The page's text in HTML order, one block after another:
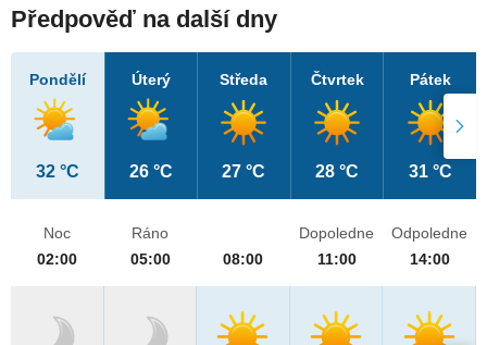
Předpověď na další dny
Pondělí
32 °C
Úterý
26 °C
Středa
27 °C
Čtvrtek
28 °C
Pátek
31 °C
Noc
02:00
Ráno
05:00
08:00
Dopoledne
11:00
Odpoledne
14:00